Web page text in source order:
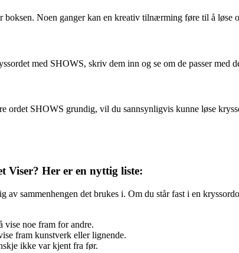
Noen ganger kan en kreativ tilnærming føre til å løse
med SHOWS, skriv dem inn og se om de passer med
ordet SHOWS grundig, vil du sannsynligvis kunne løse
Viser? Her er en nyttig liste:
av sammenhengen det brukes i. Om du står fast i en
vise noe fram for andre.
fram kunstverk eller lignende.
ikke var kjent fra før.